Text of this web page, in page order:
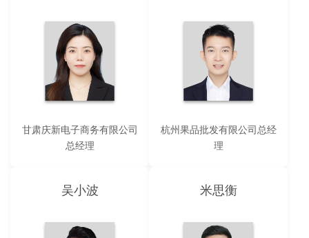
甘肃庆新电子商务有限公司
总经理
杭州果品批发有限公司总经
理
吴小波 米思衡